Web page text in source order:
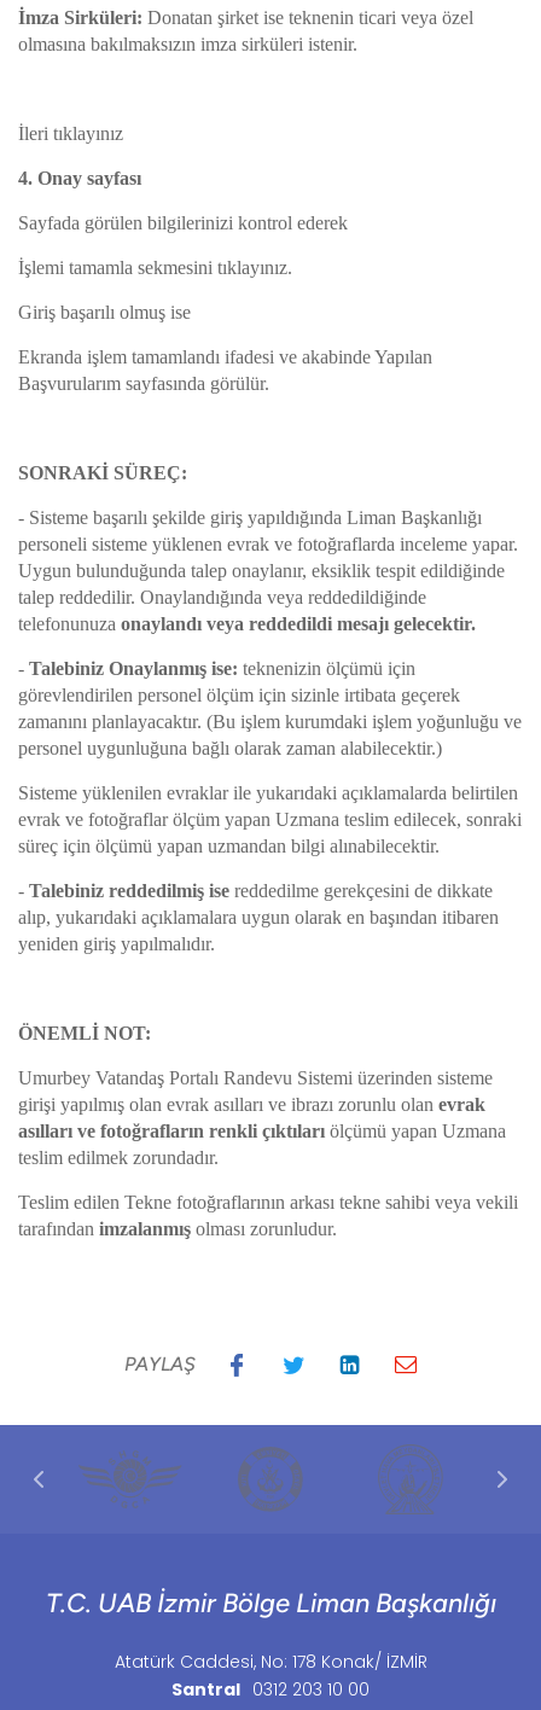
İmza Sirküleri: Donatan şirket ise teknenin ticari veya özel
olmasına bakılmaksızın imza sirküleri istenir.
İleri tıklayınız
4. Onay sayfası
Sayfada görülen bilgilerinizi kontrol ederek
İşlemi tamamla sekmesini tıklayınız.
Giriş başarılı olmuş ise
Ekranda işlem tamamlandı ifadesi ve akabinde Yapılan
Başvurularım sayfasında görülür.
SONRAKİ SÜREÇ:
- Sisteme başarılı şekilde giriş yapıldığında Liman Başkanlığı
personeli sisteme yüklenen evrak ve fotoğraflarda inceleme yapar.
Uygun bulunduğunda talep onaylanır, eksiklik tespit edildiğinde
talep reddedilir. Onaylandığında veya reddedildiğinde
telefonunuza onaylandı veya reddedildi mesajı gelecektir.
- Talebiniz Onaylanmış ise: teknenizin ölçümü için
görevlendirilen personel ölçüm için sizinle irtibata geçerek
zamanını planlayacaktır. (Bu işlem kurumdaki işlem yoğunluğu ve
personel uygunluğuna bağlı olarak zaman alabilecektir.)
Sisteme yüklenilen evraklar ile yukarıdaki açıklamalarda belirtilen
evrak ve fotoğraflar ölçüm yapan Uzmana teslim edilecek, sonraki
süreç için ölçümü yapan uzmandan bilgi alınabilecektir.
- Talebiniz reddedilmiş ise reddedilme gerekçesini de dikkate
alıp, yukarıdaki açıklamalara uygun olarak en başından itibaren
yeniden giriş yapılmalıdır.
ÖNEMLİ NOT:
Umurbey Vatandaş Portalı Randevu Sistemi üzerinden sisteme
girişi yapılmış olan evrak asılları ve ibrazı zorunlu olan evrak
asılları ve fotoğrafların renkli çıktıları ölçümü yapan Uzmana
teslim edilmek zorundadır.
Teslim edilen Tekne fotoğraflarının arkası tekne sahibi veya vekili
tarafından imzalanmış olması zorunludur.
PAYLAŞ
T.C. UAB İzmir Bölge Liman Başkanlığı
Atatürk Caddesi, No: 178 Konak/ İZMİR
Santral 0312 203 10 00